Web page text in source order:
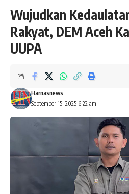
Wujudkan
Rakyat, DEM Aceh
UUPA
September 15, 2025 6:22 am
Harnasnews